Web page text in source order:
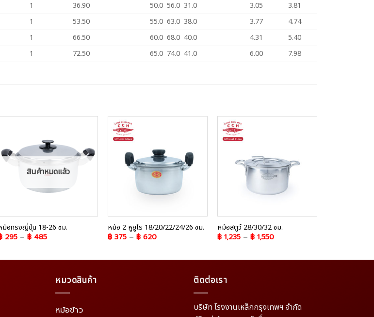
1 36.90 50.0 56.0 31.0 3.05
3.81
1 53.50 55.0 63.0 38.0 3.77
4.74
1 66.50 60.0 68.0 40.0 4.31
5.40
1 72.50 65.0 74.0 41.0 6.00 7.98
Wishlist
สินค้าหมดแล้ว
ม้อทรงญี่ปุ่น 18-26 ซม.
295– ฿485
Wishlist
หม้อ 2 หูยูโร 18/20/22/24/26 ซม.
฿375– ฿620
หม้อสตูว์ 28/30/32 ซม.
฿1,235– ฿1,550
หมวดสินค้า
หม้อข้าว
ติดต่อเรา
บริษัท โรงงานเหล็กกรุงเทพฯ จำกัด